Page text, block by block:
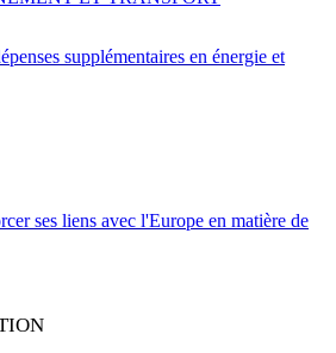
supplémentaires en énergie et
ses liens avec l'Europe en matière de